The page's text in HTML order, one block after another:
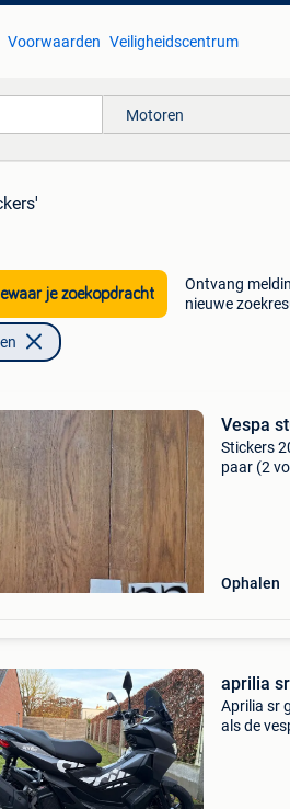
Voorwaarden Veiligheidscentrum
Motoren
je zoekopdracht
Ontvang
nieuwe
Vespa
Stickers
paar (2
Ophalen
aprilia
Aprilia sr
als de